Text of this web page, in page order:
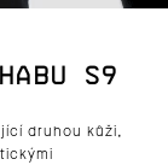
S9
druhou kůži,